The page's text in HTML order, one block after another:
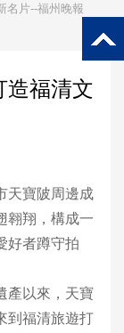
名片--福州晚報
福清文
天寶陂周邊成
翱翔，構成一
好者蹲守拍
產以來，天寶
到福清旅遊打